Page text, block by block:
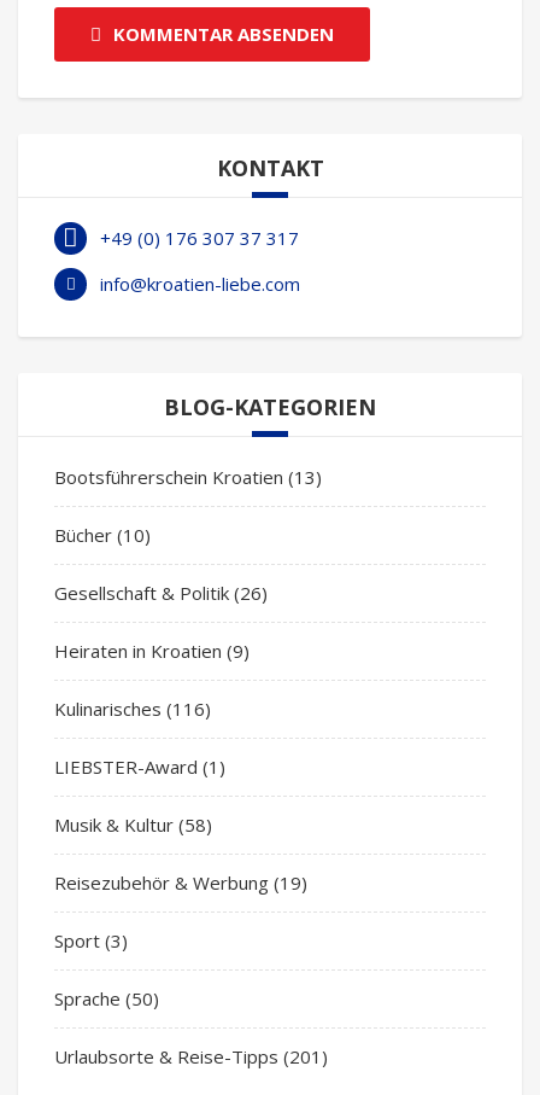
KOMMENTAR ABSENDEN
KONTAKT
+49 (0) 176 307 37 317
info@kroatien-liebe.com
BLOG-KATEGORIEN
Bootsführerschein Kroatien (13)
Bücher (10)
Gesellschaft & Politik (26)
Heiraten in Kroatien (9)
Kulinarisches (116)
LIEBSTER-Award (1)
Musik & Kultur (58)
Reisezubehör & Werbung (19)
Sport (3)
Sprache (50)
Urlaubsorte & Reise-Tipps (201)